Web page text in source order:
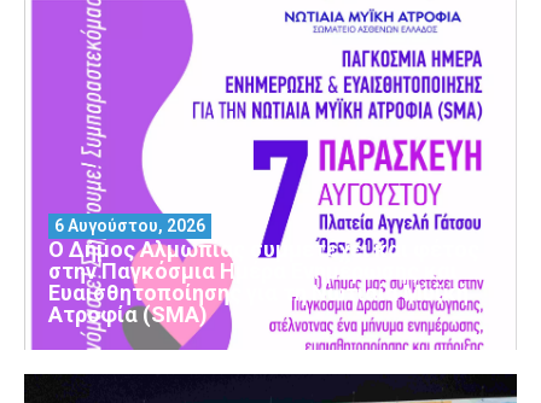
Ο Δήμος Αλμωπίας συμμετέχει και φέτος
στην Παγκόσμια Ημέρα Ενημέρωσης και
Ευαισθητοποίησης για τη Νωτιαία Μυϊκή
Ατροφία (SMA)
6 Αυγούστου, 2026